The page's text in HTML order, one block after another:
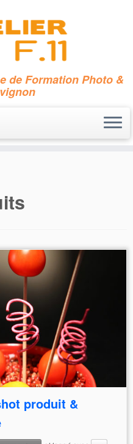
de Formation Photo &
produit &